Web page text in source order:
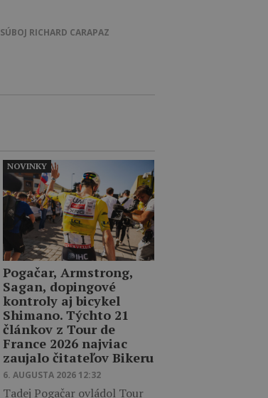
SÚBOJ RICHARD CARAPAZ
Pogačar, Armstrong,
Sagan, dopingové
kontroly aj bicykel
Shimano. Týchto 21
článkov z Tour de
France 2026 najviac
zaujalo čitateľov Bikeru
6. AUGUSTA 2026 12:32
Tadej Pogačar ovládol Tour
NOVINKY